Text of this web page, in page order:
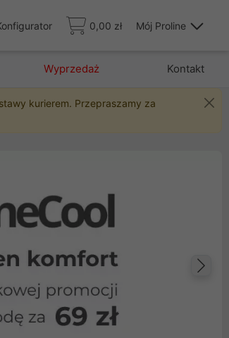
0,00 zł Mój Proline
Wyprzedaż Kontakt
kurierem. Przepraszamy za